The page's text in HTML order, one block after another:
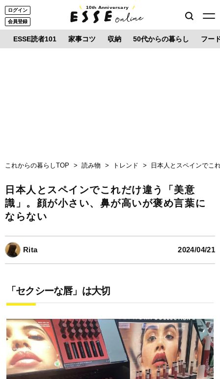
ログイン
会員登録
10th Anniversary
ESSE読者101 家事コツ 収納 50代からの暮らし フー
これからの暮らしTOP 読み物 トレンド 日本人とスペインでこ
日本人とスペインでこれだけ違う「美意
識」。顔が小さい、鼻が高いが褒め言葉に
ならない
Rita 2024/04/21
「セクシーな唇」は大切